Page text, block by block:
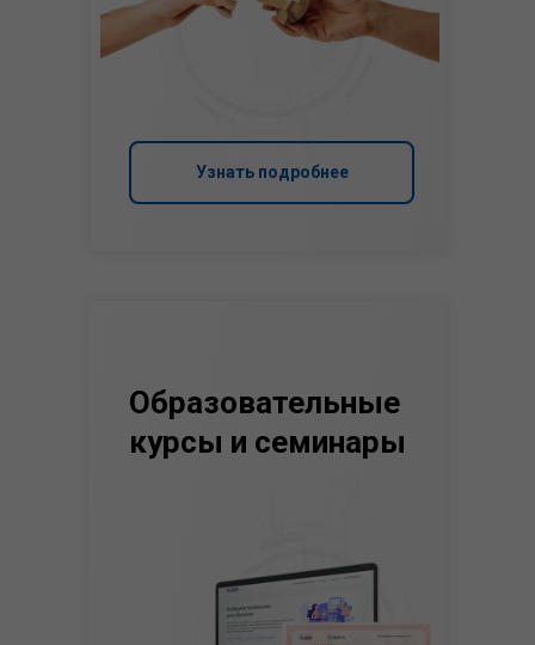
Узнать подробнее
Образовательные
курсы и семинары